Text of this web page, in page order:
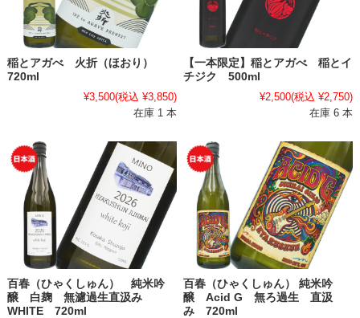
稲とアガべ 火折（ほおり）
720ml
¥3,500(税込 ¥3,850)
在庫 1 本
【一本限定】稲とアガべ 稲とイ
チジク 500ml
¥2,500(税込 ¥2,750)
在庫 6 本
百春（ひゃくしゅん） 純米吟
醸 白麹 無濾過生直汲み
WHITE 720ml
百春（ひゃくしゅん） 純米吟
醸 Acid G 無ろ過生 直汲
み 720ml